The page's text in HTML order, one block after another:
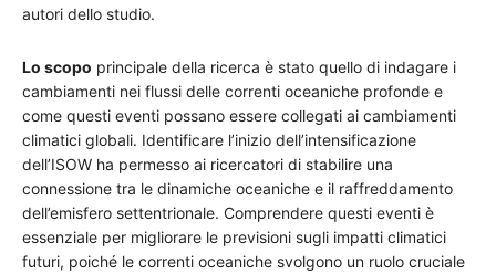
autori dello studio.
Lo scopo principale della ricerca è stato quello di indagare i
cambiamenti nei flussi delle correnti oceaniche profonde e
come questi eventi possano essere collegati ai cambiamenti
climatici globali. Identificare l’inizio dell’intensificazione
dell’ISOW ha permesso ai ricercatori di stabilire una
connessione tra le dinamiche oceaniche e il raffreddamento
dell’emisfero settentrionale. Comprendere questi eventi è
essenziale per migliorare le previsioni sugli impatti climatici
futuri, poiché le correnti oceaniche svolgono un ruolo cruciale